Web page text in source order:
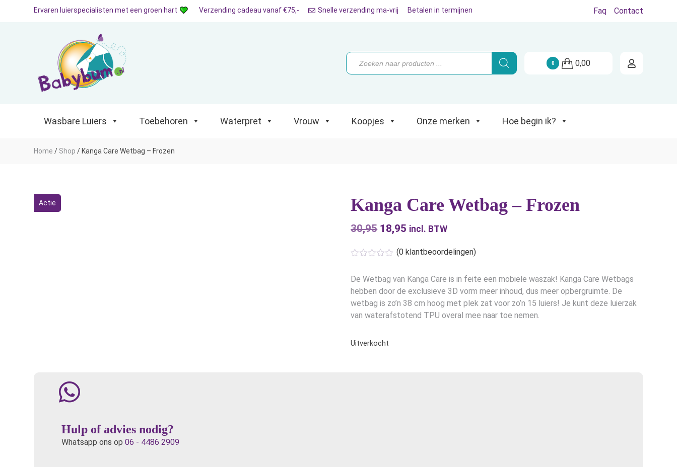
Wasbare Luiers Toebehoren Koopjes Onze merken Hoe begin ik?
Ervaren luierspecialisten met een groen hart Verzending cadeau vanaf €75,- Snelle verzending ma-vrij Betalen in termijnen Faq Contact
Producten
zoeken
0 0,00
Wasbare Luiers Toebehoren Waterpret Vrouw Koopjes Onze merken Hoe begin ik?
Home / Shop / Kanga Care Wetbag – Frozen
Actie Kanga Care Wetbag – Frozen
30,95 Oorspronkelijke
was:
€30,95.
18,95 Huidige
€18,95.
incl. BTW
(0klantbeoordelingen)
De Wetbag van Kanga Care is in feite een mobiele waszak! Kanga Care Wetbags
hebben door de exclusieve 3D vorm meer inhoud, dus meer opbergruimte. De
wetbag is zo’n 38 cm hoog met plek zat voor zo’n 15 luiers! Je kunt deze luierzak
van waterafstotend TPU overal mee naar toe nemen.
Uitverkocht
Hulp of advies nodig?
Whatsapp ons op 06 - 4486 2909